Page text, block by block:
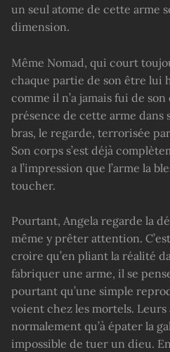
un seul atome de cette arme
dimension.
Même Nomad, qui court
chaque partie de son être lui
comme il n’a jamais fui de
présence de cette arme dans
bras, le regarde, terrorisée
Son corps s’est déjà
a l’impression que l’arme la
toucher.
Pourtant, Angela regarde la
même y prêter attention.
croire qu’en pliant la réalité
fabriquer une arme, il se
pourtant qu’une simple
voient chez les mortels.
normalement qu’à épater la
impossible de tuer un dieu.